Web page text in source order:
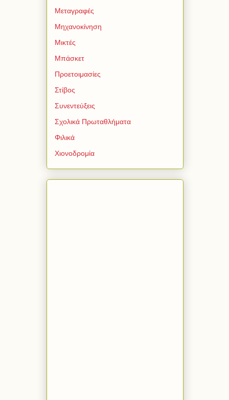
Μεταγραφές
Μηχανοκίνηση
Μικτές
Μπάσκετ
Προετοιμασίες
Στίβος
Συνεντεύξεις
Σχολικά Πρωταθλήματα
Φιλικά
Χιονοδρομία